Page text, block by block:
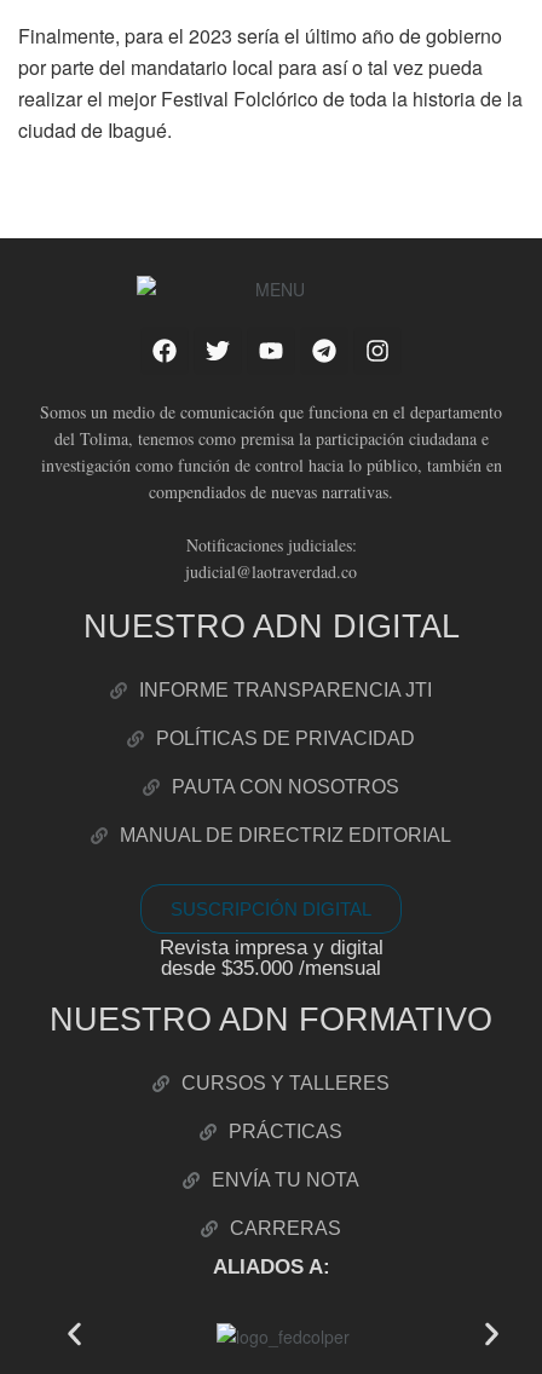
Finalmente, para el 2023 sería el último año de gobierno
por parte del mandatario local para así o tal vez pueda
realizar el mejor Festival Folclórico de toda la historia de la
ciudad de Ibagué.
Somos un medio de comunicación que funciona en el departamento
del Tolima, tenemos como premisa la participación ciudadana e
investigación como función de control hacia lo público, también en
compendiados de nuevas narrativas.
Notificaciones judiciales:
judicial@laotraverdad.co
NUESTRO ADN DIGITAL
INFORME TRANSPARENCIA JTI
POLÍTICAS DE PRIVACIDAD
PAUTA CON NOSOTROS
MANUAL DE DIRECTRIZ EDITORIAL
SUSCRIPCIÓN DIGITAL
Revista impresa y digital
desde $35.000 /mensual
NUESTRO ADN FORMATIVO
CURSOS Y TALLERES
PRÁCTICAS
ENVÍA TU NOTA
CARRERAS
ALIADOS A: